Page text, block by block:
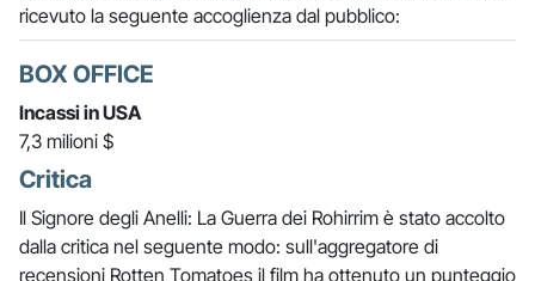
ricevuto la seguente accoglienza dal pubblico:
BOX OFFICE
Incassi in USA
7,3 milioni $
Critica
Il Signore degli Anelli: La Guerra dei Rohirrim è stato accolto
dalla critica nel seguente modo: sull'aggregatore di
recensioni Rotten Tomatoes il film ha ottenuto un punteggio